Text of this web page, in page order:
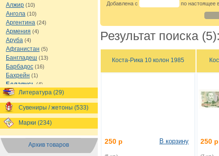
Алжир (10)
Ангола (10)
Аргентина (24)
Армения (4)
Аруба (4)
Афганистан (5)
Бангладеш (13)
Барбадос (16)
Бахрейн (1)
Беларусь (4)
Белиз(8)
Бельгия(16)
Бермуды(1)
Болгария(13)
Боливия(12)
Босния и Герцеговина(7)
Ботсвана(7)
Бразилия(21)
Литература (29)
Сувениры / жетоны (533)
Марки (234)
Архив товаров
Добавлена с по настоящее
Результат поиска
Коста-Рика 10 колон 1985
250 р В корзину 250 р